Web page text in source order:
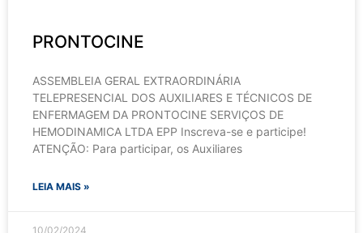
PRONTOCINE
ASSEMBLEIA GERAL EXTRAORDINÁRIA
TELEPRESENCIAL DOS AUXILIARES E TÉCNICOS DE
ENFERMAGEM DA PRONTOCINE SERVIÇOS DE
HEMODINAMICA LTDA EPP Inscreva-se e participe!
ATENÇÃO: Para participar, os Auxiliares
LEIA MAIS »
10/02/2024